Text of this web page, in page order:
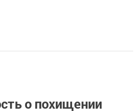
о похищении